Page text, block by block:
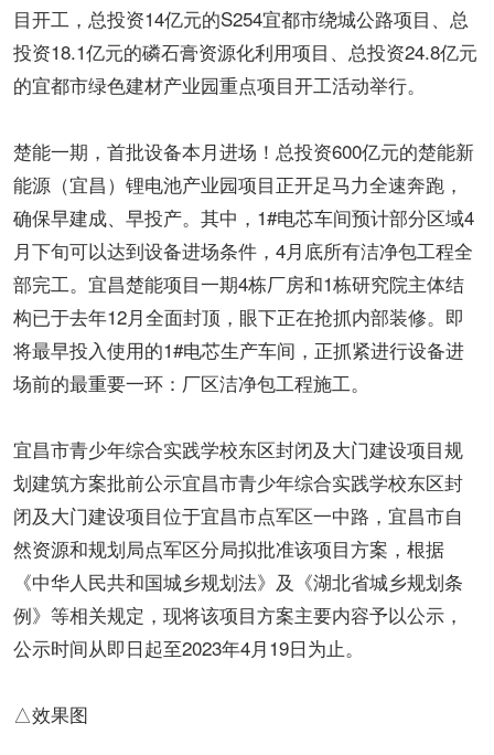
目开工，总投资14亿元的S254宜都市绕城公路项目、总
投资18.1亿元的磷石膏资源化利用项目、总投资24.8亿元
的宜都市绿色建材产业园重点项目开工活动举行。
楚能一期，首批设备本月进场！总投资600亿元的楚能新
能源（宜昌）锂电池产业园项目正开足马力全速奔跑，
确保早建成、早投产。其中，1#电芯车间预计部分区域4
月下旬可以达到设备进场条件，4月底所有洁净包工程全
部完工。宜昌楚能项目一期4栋厂房和1栋研究院主体结
构已于去年12月全面封顶，眼下正在抢抓内部装修。即
将最早投入使用的1#电芯生产车间，正抓紧进行设备进
场前的最重要一环：厂区洁净包工程施工。
宜昌市青少年综合实践学校东区封闭及大门建设项目规
划建筑方案批前公示宜昌市青少年综合实践学校东区封
闭及大门建设项目位于宜昌市点军区一中路，宜昌市自
然资源和规划局点军区分局拟批准该项目方案，根据
《中华人民共和国城乡规划法》及《湖北省城乡规划条
例》等相关规定，现将该项目方案主要内容予以公示，
公示时间从即日起至2023年4月19日为止。
△效果图